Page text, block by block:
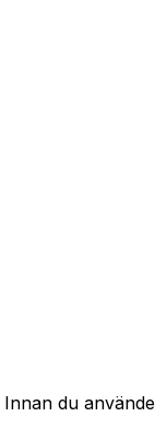
du